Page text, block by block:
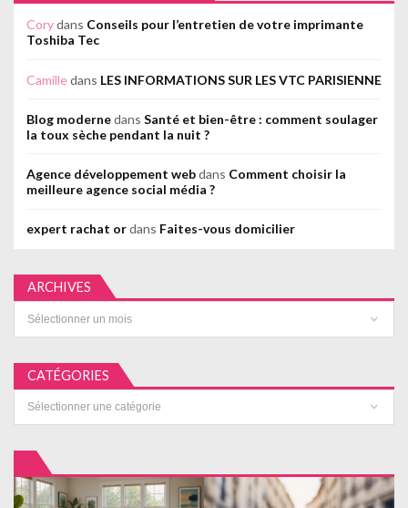
Corydans Conseils pour l’entretien de votre imprimante
Toshiba Tec
Camilledans LES INFORMATIONS SUR LES VTC PARISIENNE
Blog modernedans Santé et bien-être : comment soulager
la toux sèche pendant la nuit ?
Agence développement webdans Comment choisir la
meilleure agence social média ?
expert rachat ordans Faites-vous domicilier
ARCHIVES
CATÉGORIES